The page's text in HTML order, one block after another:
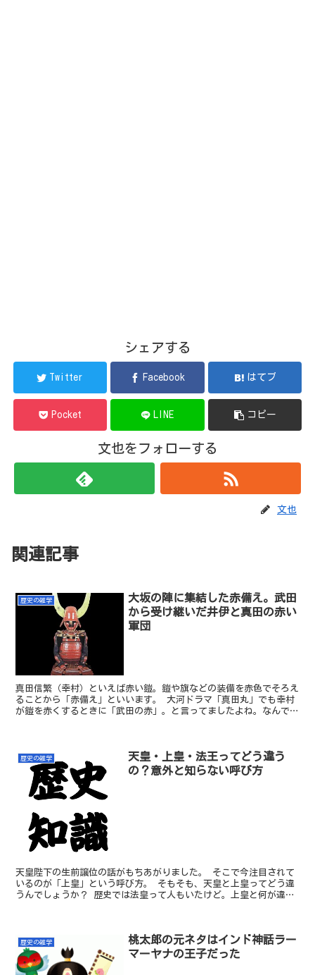
シェアする
Twitter Facebook はてブ
Pocket LINE コピー
文也をフォローする
文也
関連記事
歴史の雑学
大坂の陣に集結した赤備え。武田
から受け継いだ井伊と真田の赤い
軍団
真田信繁（幸村）といえば赤い鎧。鎧や旗などの装備を赤色でそろえ
ることから「赤備え」といいます。 大河ドラマ「真田丸」でも幸村
が鎧を赤くするときに「武田の赤」。と言ってましたよね。なんで武
歴史の雑学
天皇・上皇・法王ってどう違う
の？意外と知らない呼び方
天皇陛下の生前譲位の話がもちあがりました。 そこで今注目されて
いるのが「上皇」という呼び方。 そもそも、天皇と上皇ってどう違
うんでしょうか？ 歴史では法皇って人もいたけど。上皇と何が違う
歴史の雑学
桃太郎の元ネタはインド神話ラー
マーヤナの王子だった